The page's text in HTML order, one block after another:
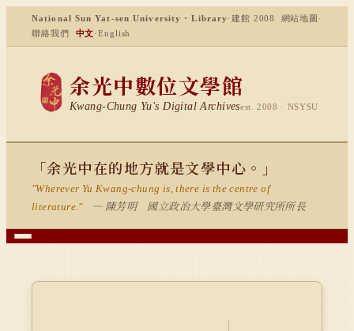
National Sun Yat-sen University · Library ·建館 2008 網站地圖 ·
聯絡我們
中文·English
余光中數位文學館
Kwang-Chung Yu's Digital Archivesest. 2008 · NSYSU
「余光中在的地方就是文學中心。」
"Wherever Yu Kwang-chung is, there is the centre of
literature."
— 陳芳明 國立政治大學臺灣文學研究所所長